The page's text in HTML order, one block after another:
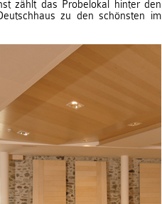
zählt das Probelokal hinter den
zu den schönsten im